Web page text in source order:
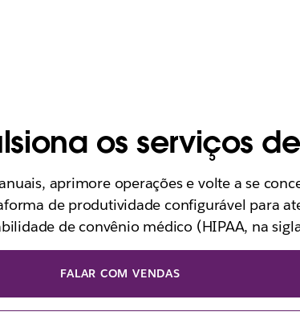
os serviços
aprimore operações e volte a se
de produtividade configurável para
de convênio médico (HIPAA, na
FALAR COM VENDAS